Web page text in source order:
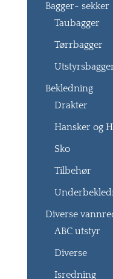
Bagger- sekker
Taubagger
Tørrbagger
Bekledning
Drakter
Hansker og
Sko
Tilbehør
Diverse
ABC utstyr
Diverse
Isredning